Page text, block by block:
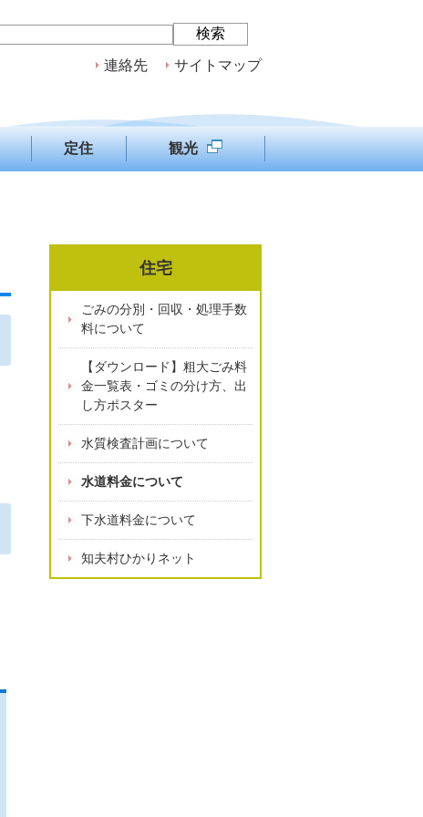
連絡先 サイトマップ
定住 観光
住宅
ごみの分別・回収・処理手数
料について
【ダウンロード】粗大ごみ料
金一覧表・ゴミの分け方、出
し方ポスター
水質検査計画について
水道料金について
下水道料金について
知夫村ひかりネット